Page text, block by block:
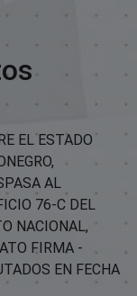
EL ESTADO
AL
76-C DEL
NACIONAL,
FIRMA -
EN FECHA